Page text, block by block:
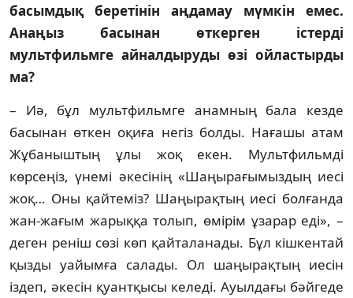
басымдық беретінін аңдамау мүмкін емес.
Анаңыз басынан өткер­ген істерді
мультфильмге айнал­дыру­ды өзі ойластырды
ма?
– Иә, бұл мультфильмге анамның бала кез­де
басынан өткен оқиға негіз болды. На­ғашы атам
Жұбаныштың ұлы жоқ екен. Мультфильмді
көрсеңіз, үнемі әкесінің «Шаңырағымыздың иесі
жоқ… Оны қай­теміз? Шаңырақтың иесі болғанда
жан-жағым жарыққа толып, өмірім ұзарар еді», –
деген реніш сөзі көп қайталанады. Бұл кішкентай
қызды уайымға салады. Ол шаңырақтың иесін
іздеп, әкесін қуант­қысы келеді. Ауылдағы бәйгеде